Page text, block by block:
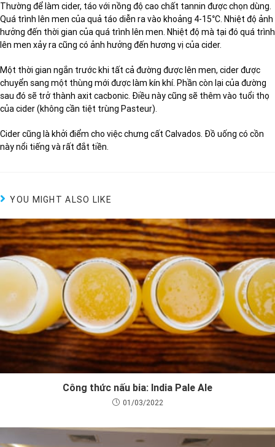
Thường để làm cider, táo với nồng độ cao chất tannin được chọn dùng.
Quá trình lên men của quả táo diễn ra vào khoảng 4-15°C. Nhiệt độ ảnh
hưởng đến thời gian của quá trình lên men. Nhiệt độ mà tại đó quá trình
lên men xảy ra cũng có ảnh hưởng đến hương vị của cider.
Một thời gian ngắn trước khi tất cả đường được lên men, cider được
chuyển sang một thùng mới được làm kín khí. Phần còn lại của đường
sau đó sẽ trở thành axit cacbonic. Điều này cũng sẽ thêm vào tuổi thọ
của cider (không cần tiệt trùng Pasteur).
Cider cũng là khởi điểm cho việc chưng cất Calvados. Đồ uống có cồn
này nổi tiếng và rất đắt tiền.
YOU MIGHT ALSO LIKE
Công thức nấu bia: India Pale Ale
01/03/2022